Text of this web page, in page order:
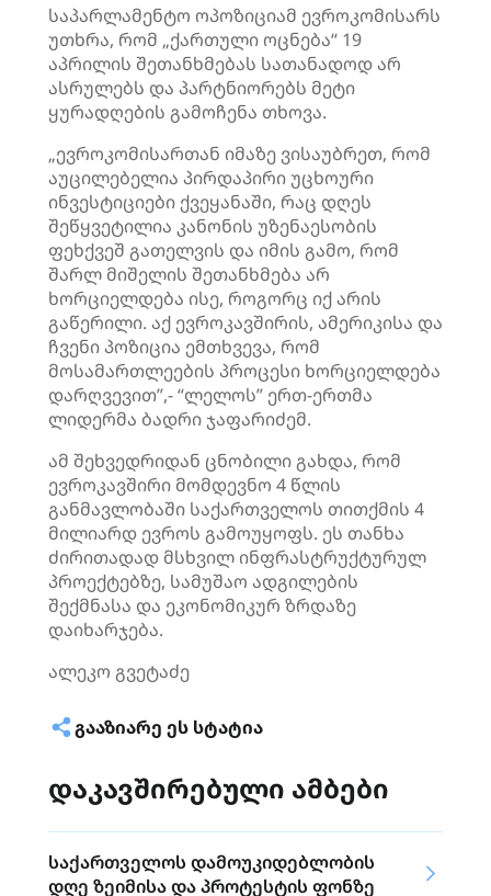
საპარლამენტო ოპოზიციამ ევროკომისარს
უთხრა, რომ „ქართული ოცნება“ 19
აპრილის შეთანხმებას სათანადოდ არ
ასრულებს და პარტნიორებს მეტი
ყურადღების გამოჩენა თხოვა.
„ევროკომისართან იმაზე ვისაუბრეთ, რომ
აუცილებელია პირდაპირი უცხოური
ინვესტიციები ქვეყანაში, რაც დღეს
შეწყვეტილია კანონის უზენაესობის
ფეხქვეშ გათელვის და იმის გამო, რომ
შარლ მიშელის შეთანხმება არ
ხორციელდება ისე, როგორც იქ არის
გაწერილი. აქ ევროკავშირის, ამერიკისა და
ჩვენი პოზიცია ემთხვევა, რომ
მოსამართლეების პროცესი ხორციელდება
დარღვევით”,- “ლელოს” ერთ-ერთმა
ლიდერმა ბადრი ჯაფარიძემ.
ამ შეხვედრიდან ცნობილი გახდა, რომ
ევროკავშირი მომდევნო 4 წლის
განმავლობაში საქართველოს თითქმის 4
მილიარდ ევროს გამოუყოფს. ეს თანხა
ძირითადად მსხვილ ინფრასტრუქტურულ
პროექტებზე, სამუშაო ადგილების
შექმნასა და ეკონომიკურ ზრდაზე
დაიხარჯება.
ალეკო გვეტაძე
ᲒᲐᲐᲖᲘᲐᲠᲔ ᲔᲡ ᲡᲢᲐᲢᲘᲐ
დაკავშირებული ამბები
საქართველოს დამოუკიდებლობის
დღე ზეიმისა და პროტესტის ფონზე